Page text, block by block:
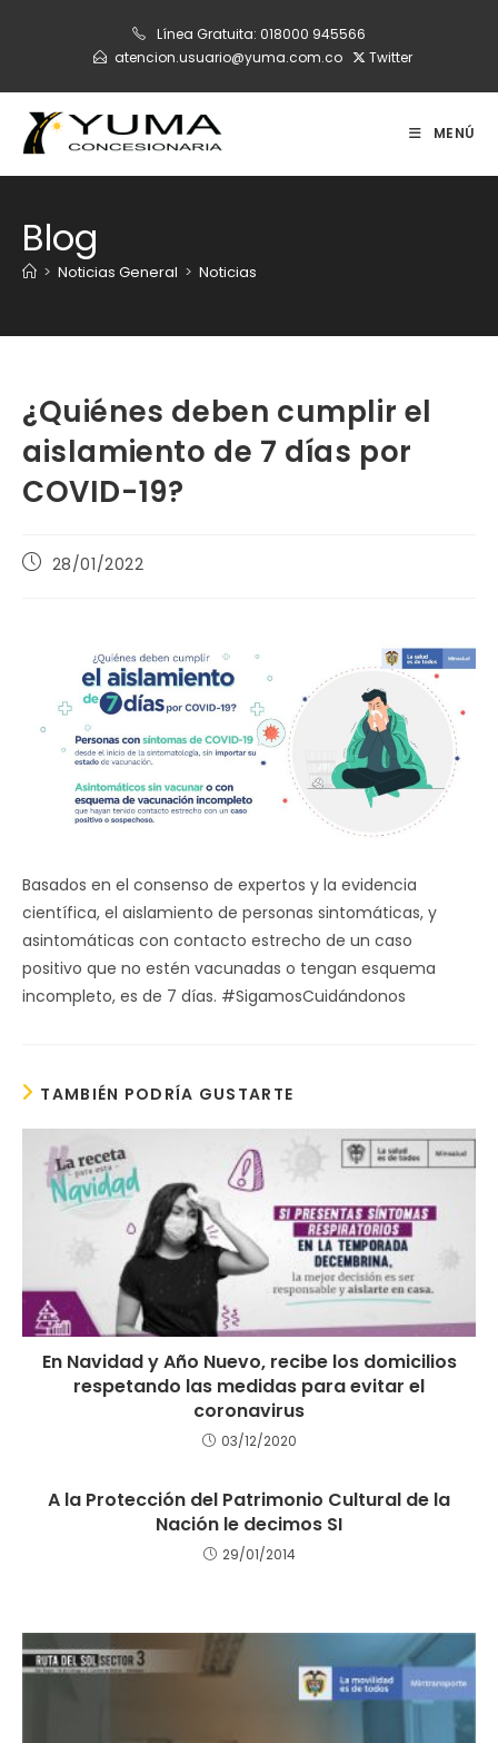
Línea Gratuita: 018000 945566
atencion.usuario@yuma.com.co
Twitter
MENÚ
Blog
> Noticias General > Noticias
¿Quiénes deben cumplir el
aislamiento de 7 días por
COVID-19?
Publicación
28/01/2022
Basados en el consenso de expertos y la evidencia
científica, el aislamiento de personas sintomáticas, y
asintomáticas con contacto estrecho de un caso
positivo que no estén vacunadas o tengan esquema
incompleto, es de 7 días. #SigamosCuidándonos
TAMBIÉN PODRÍA GUSTARTE
En Navidad y Año Nuevo, recibe los domicilios
respetando las medidas para evitar el
coronavirus
03/12/2020
A la Protección del Patrimonio Cultural de la
Nación le decimos SI
29/01/2014